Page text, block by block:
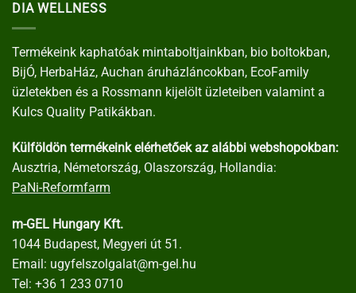
DIA WELLNESS
Termékeink kaphatóak mintaboltjainkban, bio boltokban,
BijÓ, HerbaHáz, Auchan áruházláncokban, EcoFamily
üzletekben és a Rossmann kijelölt üzleteiben valamint a
Kulcs Quality Patikákban.
Külföldön termékeink elérhetőek az alábbi webshopokban:
Ausztria, Németország, Olaszország, Hollandia:
PaNi-Reformfarm
m-GEL Hungary Kft.
1044 Budapest, Megyeri út 51.
Email: ugyfelszolgalat@m-gel.hu
Tel: +36 1 233 0710